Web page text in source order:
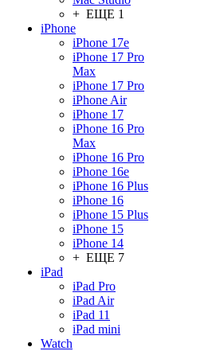
+ ЕЩЕ 1
iPhone
iPhone 17e
iPhone 17 Pro
Max
iPhone 17 Pro
iPhone Air
iPhone 17
iPhone 16 Pro
Max
iPhone 16 Pro
iPhone 16e
iPhone 16 Plus
iPhone 16
iPhone 15 Plus
iPhone 15
iPhone 14
+ ЕЩЕ 7
iPad
iPad Pro
iPad Air
iPad 11
iPad mini
Watch